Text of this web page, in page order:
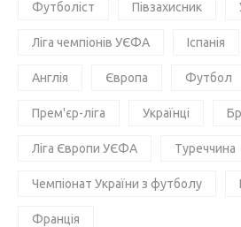
Футболіст Півзахисник
Ліга чемпіонів УЄФА Іспанія
Англія Європа Футбол
Прем'єр-ліга Українці
Ліга Європи УЄФА Туреччина
Чемпіонат України з футболу
Франція